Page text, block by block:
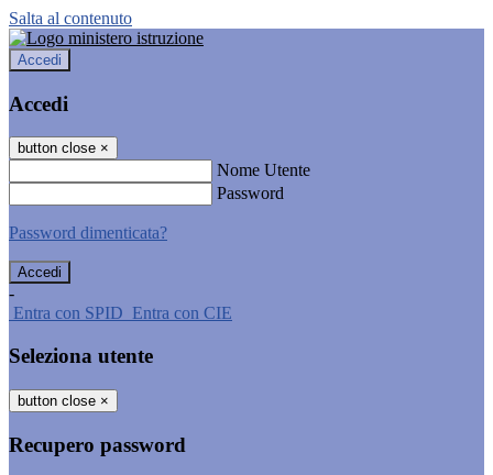
Salta al contenuto
Accedi
Accedi
button close ×
Nome Utente
Password
Password dimenticata?
-
Entra con SPID Entra con CIE
Seleziona utente
button close ×
Recupero password